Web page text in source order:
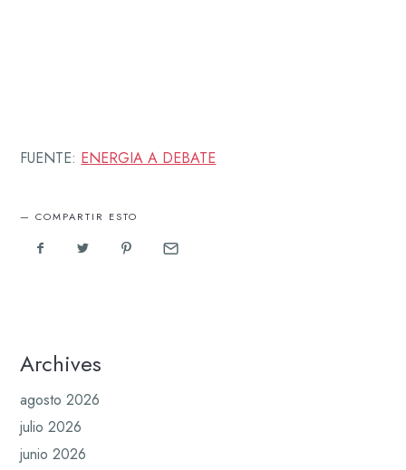
FUENTE: ENERGIA A DEBATE
COMPARTIR ESTO
Archives
agosto 2026
julio 2026
junio 2026